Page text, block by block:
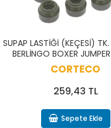
SUPAP LASTİĞİ (KEÇESİ)
BERLİNGO BOXER
EXPERT PARTNER
CORTECO
259,43 TL
Sepete Ekle